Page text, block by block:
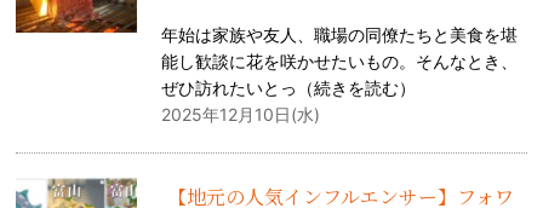
年始は家族や友人、職場の同僚たちと美食を堪
能し歓談に花を咲かせたいもの。そんなとき、
ぜひ訪れたいとっ（続きを読む）
2025年12月10日(水)
【地元の人気インフルエンサー】フォワ